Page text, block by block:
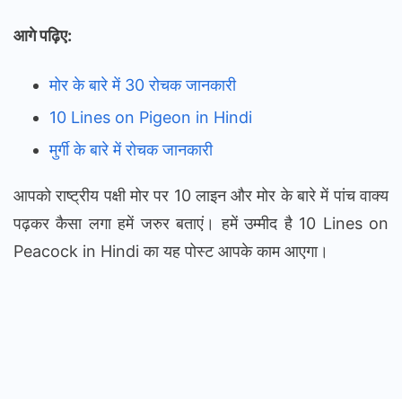
आगे पढ़िए:
मोर के बारे में 30 रोचक जानकारी
10 Lines on Pigeon in Hindi
मुर्गी के बारे में रोचक जानकारी
आपको राष्ट्रीय पक्षी मोर पर 10 लाइन और मोर के बारे में पांच वाक्य
पढ़कर कैसा लगा हमें जरुर बताएं। हमें उम्मीद है 10 Lines on
Peacock in Hindi का यह पोस्ट आपके काम आएगा।